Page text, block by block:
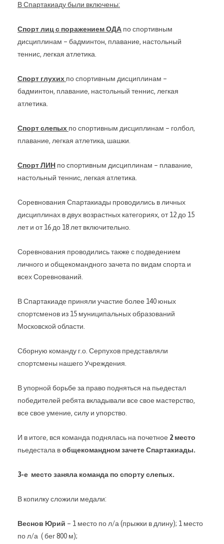
В Спартакиаду были включены:
Спорт лиц с поражением ОДА по спортивным
дисциплинам – бадминтон, плавание, настольный
теннис, легкая атлетика.
Спорт глухих по спортивным дисциплинам –
бадминтон, плавание, настольный теннис, легкая
атлетика.
Спорт слепых по спортивным дисциплинам – голбол,
плавание, легкая атлетика, шашки.
Спорт ЛИН по спортивным дисциплинам – плавание,
настольный теннис, легкая атлетика.
Соревнования Спартакиады проводились в личных
дисциплинах в двух возрастных категориях, от 12 до 15
лет и от 16 до 18 лет включительно.
Соревнования проводились также с подведением
личного и общекомандного зачета по видам спорта и
всех Соревнований.
В Спартакиаде приняли участие более 140 юных
спортсменов из 15 муниципальных образований
Московской области.
Сборную команду г.о. Серпухов представляли
спортсмены нашего Учреждения.
В упорной борьбе за право подняться на пьедестал
победителей ребята вкладывали все свое мастерство,
все свое умение, силу и упорство.
И в итоге, вся команда поднялась на почетное 2 место
пьедестала вобщекомандном зачете Спартакиады.
3-е место заняла команда по спорту слепых.
В копилку сложили медали:
Веснов Юрий – 1 место по л/а (прыжки в длину); 1 место
по л/а ( бег 800 м);